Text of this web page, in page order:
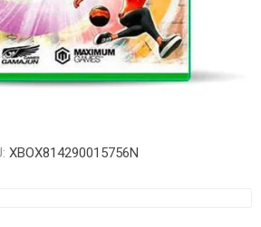
XBOX814290015756N